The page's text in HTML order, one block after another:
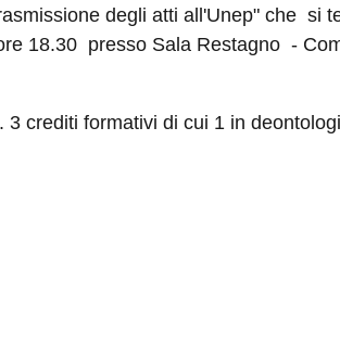
degli atti all'Unep" che si
18.30 presso Sala Restagno -
crediti formativi di cui 1 in